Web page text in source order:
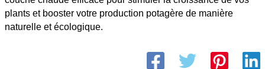
plants et booster votre production potagère de manière
naturelle et écologique.